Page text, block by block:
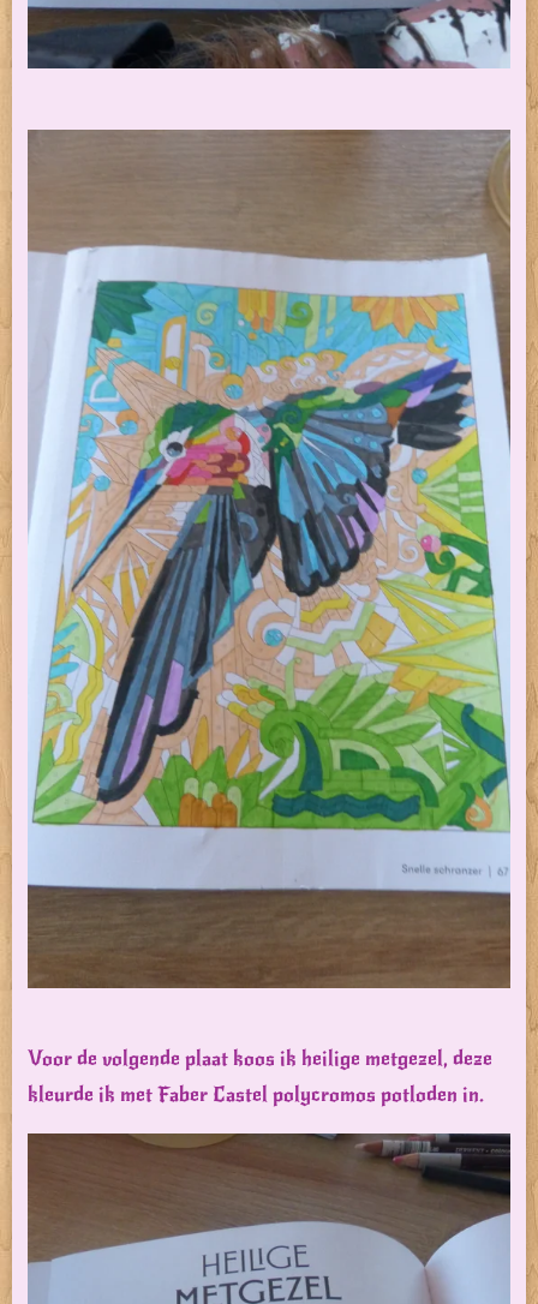
Voor de volgende plaat koos ik heilige metgezel, deze
kleurde ik met Faber Castel polycromos potloden in.